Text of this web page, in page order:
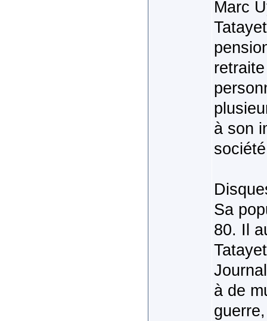
Marc
à son
Sa
80. Il
à de